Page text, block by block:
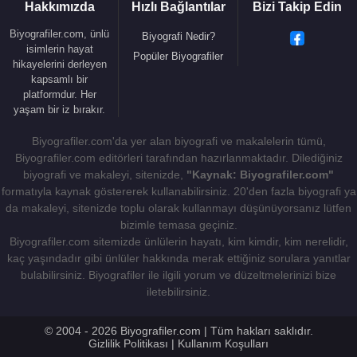
1991 - Frankie ve Johnny (Frankie) (Sinema Filmi)
1991 - Días De Cine (Kendisi) (TV Dizisi) (2 Bölüm)
1990 - Rus Evi (Katya Orlova) (Sinema Filmi)
1989 - İki Erkek Bir Kadın (Sinema Filmi)
1988 - Tehlikeli İlişkiler (Madam Marie de Tourvel)
(Sinema Filmi)
1988 - Babanın Metresi (Angela de Marco) (Sinema
Filmi)
1987 - Kasabanın Cadıları (Sukie Ridgemont)
(Sinema Filmi)
1987 - Aydaki Amazonlar (Brenda Landers )
(Sinema Filmi)
1986 - Sweet Liberty (Faith Healy) (Sinema Filmi)
1985 - Gece Yarısı (Diana) (Sinema Filmi)
1983 -Scarface/ Yaralıyüz (Elvira Hancock)
(Sinema Filmi)
Hakkımızda
Biyografiler.com, ünlü
isimlerin hayat
hikayelerini derleyen
kapsamlı bir
platformdur. Her
yaşam bir iz bırakır.
Hızlı Bağlantılar
Biyografi Nedir?
Popüler Biyografiler
Bizi Takip Edin
Biyografiler.com'da yer alan biyografi ve makalelerin tümü,
Biyografiler.com editörleri tarafından hazırlanmaktadır. Dilediğiniz
biyografi ve makaleyi, sitenizde, "Kaynak: Biyografiler.com"
formatıyla kaynak göstererek kullanabilirsiniz. 20'den fazla biyografi ya
da makaleyi, sitenizde toplu olarak kullanmayı düşünüyorsanız lütfen
bizimle temasa geçiniz.
Biyografiler.com sitemizde ünlülerin hayatı, kim kimdir, kim nerelidir,
kaç yaşındadır gibi ünlüler hakkında merak ettiğiniz sorulara yanıtlar
bulabilirsiniz. Biyografiler ile ilgili yorum ve düzeltmelerinizi bize
iletebilirsiniz.
© 2004 - 2026 Biyografiler.com | Tüm hakları saklıdır.
Gizlilik Politikası | Kullanım Koşulları